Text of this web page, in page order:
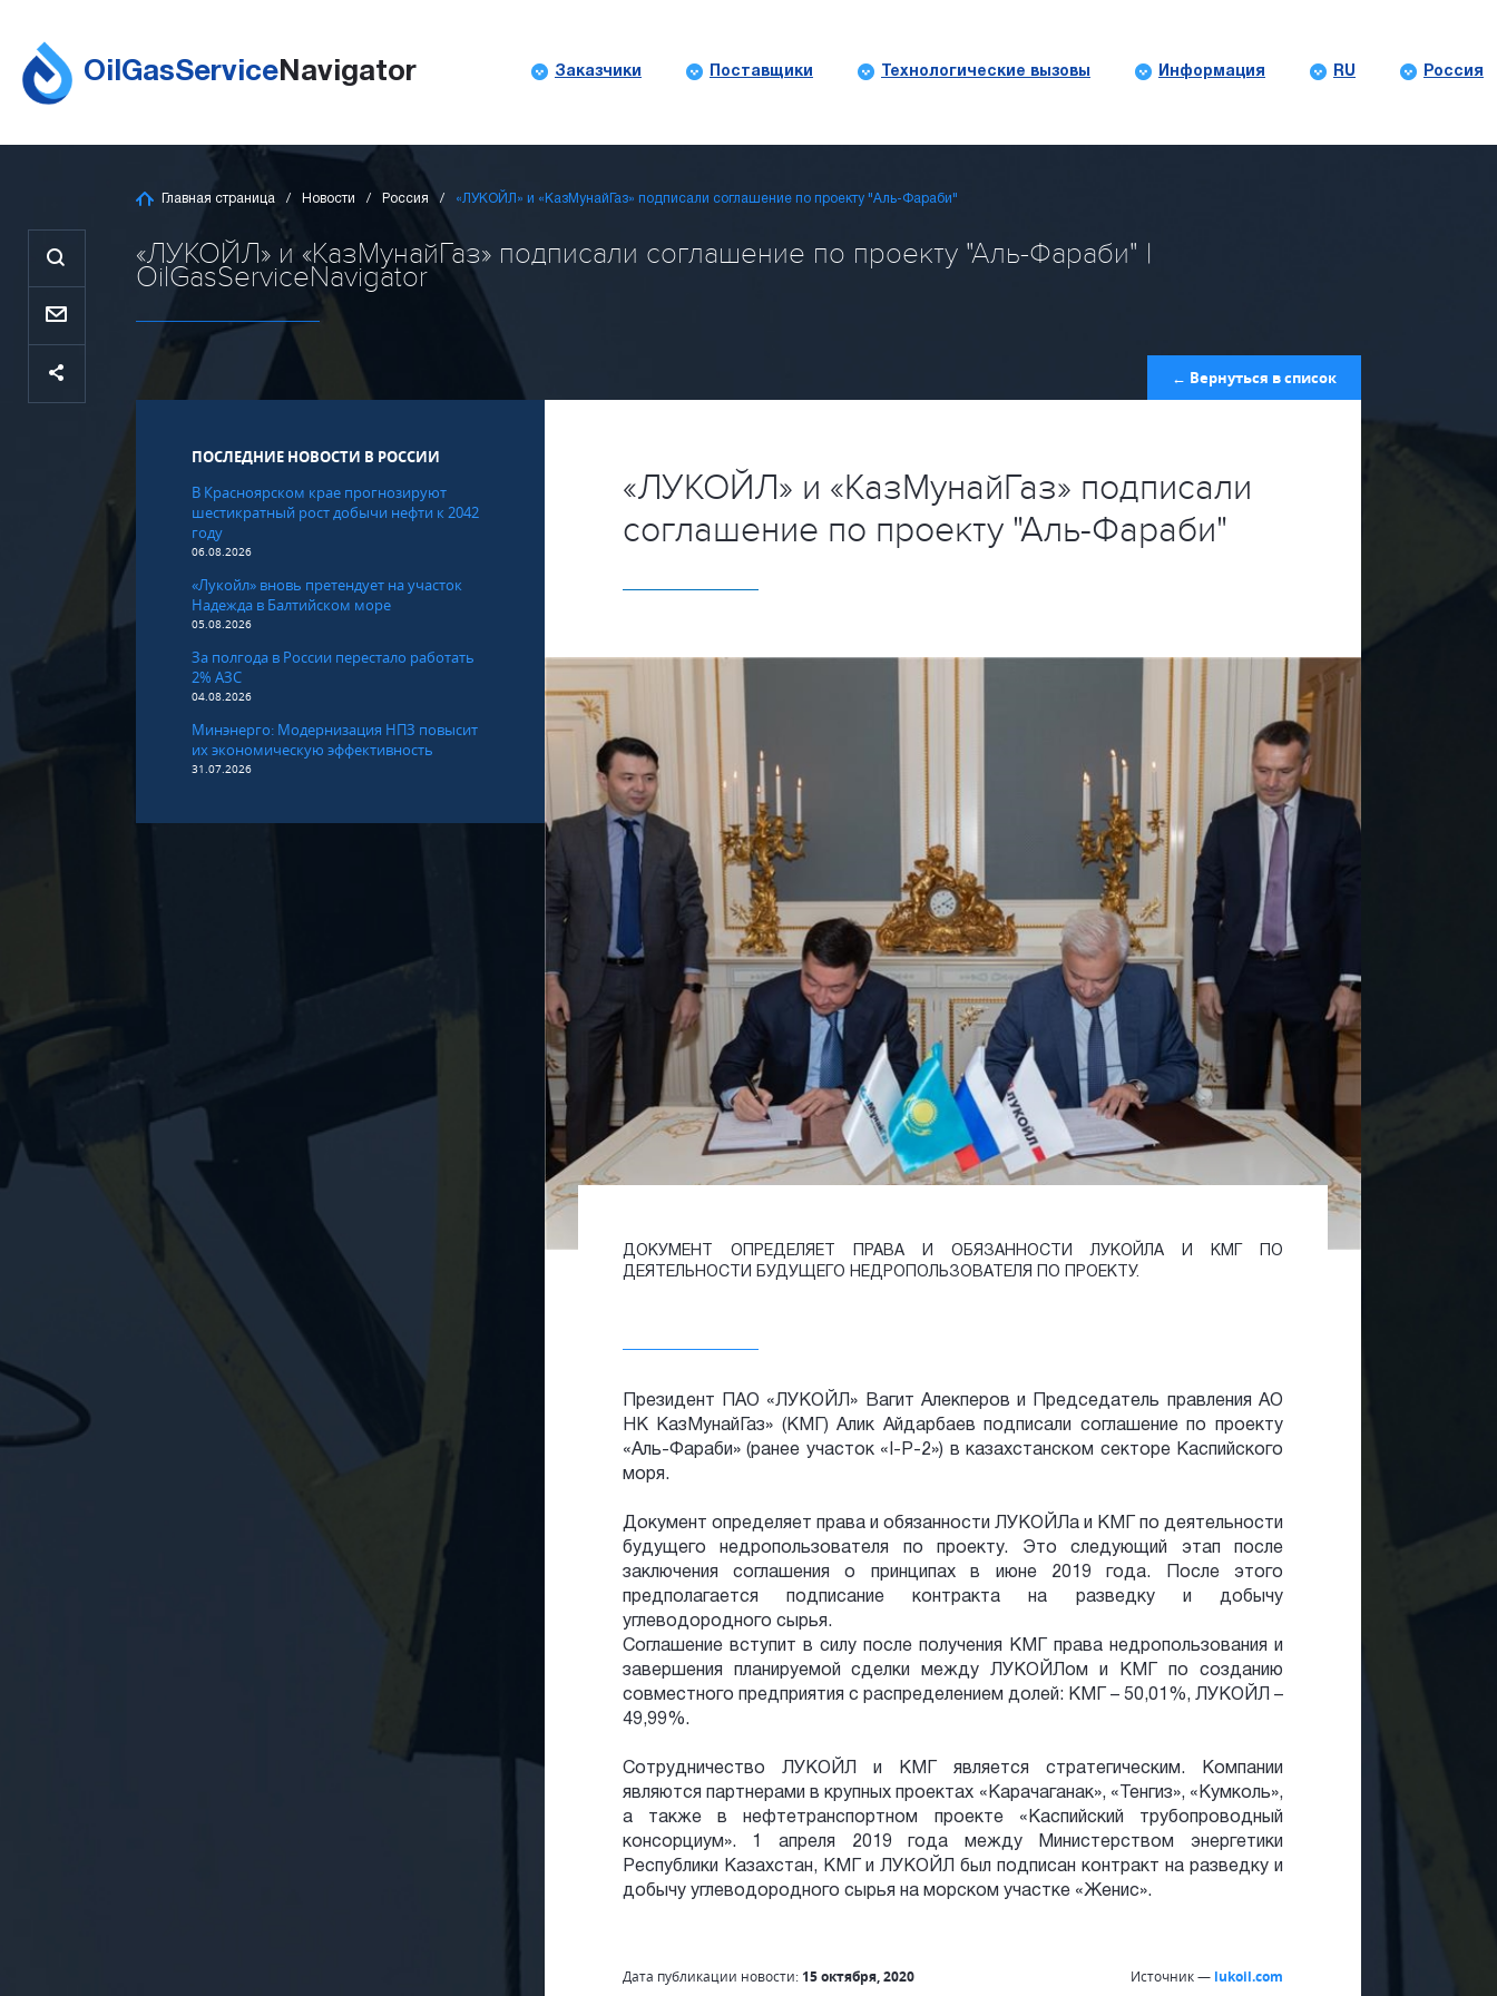
OilGasService Navigator Заказчики Поставщики Технологические вызовы Информация RU Россия
Главная страница Новости Россия «ЛУКОЙЛ» и «КазМунайГаз» подписали соглашение по проекту "Аль-Фараби"
«ЛУКОЙЛ» и «КазМунайГаз» подписали соглашение по проекту "Аль-Фараби" |
OilGasServiceNavigator
← Вернуться в список
ПОСЛЕДНИЕ НОВОСТИ В РОССИИ
В Красноярском крае прогнозируют
шестикратный рост добычи нефти к 2042
году
06.08.2026
«Лукойл» вновь претендует на участок
Надежда в Балтийском море
05.08.2026
За полгода в России перестало работать
2% АЗС
04.08.2026
Минэнерго: Модернизация НПЗ повысит
их экономическую эффективность
31.07.2026
«ЛУКОЙЛ» и «КазМунайГаз» подписали
соглашение по проекту "Аль-Фараби"
​ДОКУМЕНТ ОПРЕДЕЛЯЕТ ПРАВА И ОБЯЗАННОСТИ ЛУКОЙЛА И КМГ ПО
ДЕЯТЕЛЬНОСТИ БУДУЩЕГО НЕДРОПОЛЬЗОВАТЕЛЯ ПО ПРОЕКТУ.
Президент ПАО «ЛУКОЙЛ» Вагит Алекперов и Председатель правления АО
НК КазМунайГаз» (КМГ) Алик Айдарбаев подписали соглашение по проекту
«Аль-Фараби» (ранее участок «I-P-2») в казахстанском секторе Каспийского
моря.
​Документ определяет права и обязанности ЛУКОЙЛа и КМГ по деятельности
будущего недропользователя по проекту. Это следующий этап после
заключения соглашения о принципах в июне 2019 года. После этого
предполагается подписание контракта на разведку и добычу
углеводородного сырья.
Соглашение вступит в силу после получения КМГ права недропользования и
завершения планируемой сделки между ЛУКОЙЛом и КМГ по созданию
совместного предприятия с распределением долей: КМГ – 50,01%, ЛУКОЙЛ –
49,99%.
Сотрудничество ЛУКОЙЛ и КМГ является стратегическим. Компании
являются партнерами в крупных проектах «Карачаганак», «Тенгиз», «Кумколь»,
а также в нефтетранспортном проекте «Каспийский трубопроводный
консорциум». 1 апреля 2019 года между Министерством энергетики
Республики Казахстан, КМГ и ЛУКОЙЛ был подписан контракт на разведку и
добычу углеводородного сырья на морском участке «Женис».
Дата публикации новости: 15 октября, 2020 Источник — lukoil.com